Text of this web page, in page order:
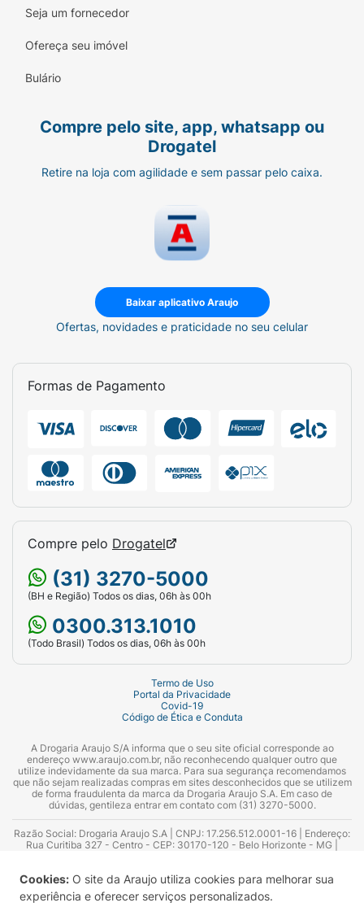
Cookies: O site da Araujo utiliza cookies para melhorar sua
experiência e oferecer serviços personalizados.
Seja um fornecedor
Ofereça seu imóvel
Bulário
Compre pelo site, app, whatsapp ou
Drogatel
Retire na loja com agilidade e sem passar pelo caixa.
Baixar aplicativo Araujo
Ofertas, novidades e praticidade no seu celular
Formas de Pagamento
Compre pelo Drogatel
(31) 3270-5000
(BH e Região) Todos os dias, 06h às 00h
0300.313.1010
(Todo Brasil) Todos os dias, 06h às 00h
Termo de Uso
Portal da Privacidade
Covid-19
Código de Ética e Conduta
A Drogaria Araujo S/A informa que o seu site oficial corresponde ao
endereço www.araujo.com.br, não reconhecendo qualquer outro que
utilize indevidamente da sua marca. Para sua segurança recomendamos
que não sejam realizadas compras em sites desconhecidos que se utilizem
de forma fraudulenta da marca da Drogaria Araujo S.A. Em caso de
dúvidas, gentileza entrar em contato com (31) 3270-5000.
Razão Social: Drogaria Araujo S.A | CNPJ: 17.256.512.0001-16 | Endereço:
Rua Curitiba 327 - Centro - CEP: 30170-120 - Belo Horizonte - MG |
Azevedo Guimarães – CRF 10.965 | Yasmin Silva Alvarenga – CRF 52.584 -
Consultor substituto: Thiago Aguiar Pinheiro - CRF Nº 13.748. Alvará
Sanitário: 2025020713 | Autorização de Funcionamento da Empresa (AFE):